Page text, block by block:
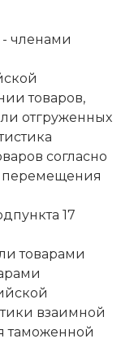
членами
товаров,
отгруженных
согласно
перемещения
17
товарами
взаимной
таможенной